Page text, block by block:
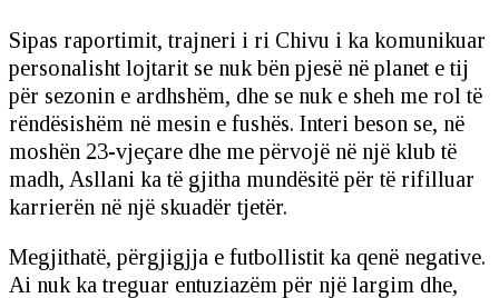
Sipas raportimit, trajneri i ri Chivu i ka komunikuar
personalisht lojtarit se nuk bën pjesë në planet e tij
për sezonin e ardhshëm, dhe se nuk e sheh me rol të
rëndësishëm në mesin e fushës. Interi beson se, në
moshën 23-vjeçare dhe me përvojë në një klub të
madh, Asllani ka të gjitha mundësitë për të rifilluar
karrierën në një skuadër tjetër.
Megjithatë, përgjigjja e futbollistit ka qenë negative.
Ai nuk ka treguar entuziazëm për një largim dhe,